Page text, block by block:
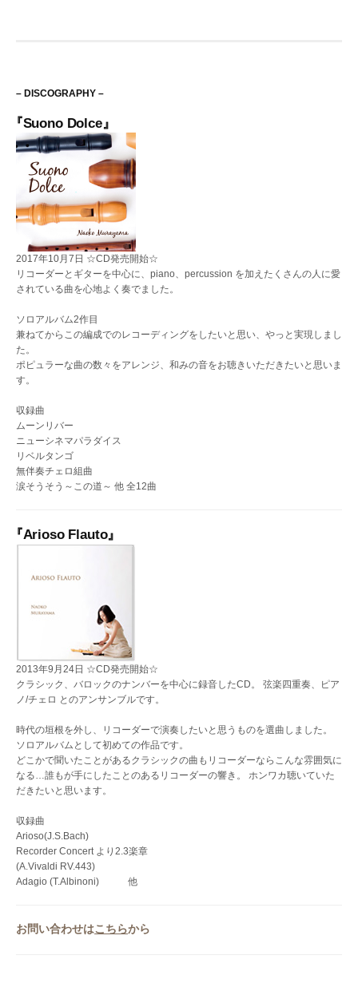
ー
シ
ョ
ン
– DISCOGRAPHY –
Suono Dolce』
2017年10月7日 ☆CD発売開始☆
リコーダーとギターを中心に、piano、percussion を加えたくさんの人に愛
されている曲を心地よく奏でました。
ソロアルバム2作目
兼ねてからこの編成でのレコーディングをしたいと思い、やっと実現しまし
た。
ポピュラーな曲の数々をアレンジ、和みの音をお聴きいただきたいと思いま
す。
収録曲
ムーンリバー
ニューシネマパラダイス
リベルタンゴ
無伴奏チェロ組曲
涙そうそう～この道～ 他 全12曲
Arioso Flauto』
2013年9月24日 ☆CD発売開始☆
クラシック、バロックのナンバーを中心に録音したCD。 弦楽四重奏、ピア
ノ/チェロ とのアンサンブルです。
時代の垣根を外し、リコーダーで演奏したいと思うものを選曲しました。
ソロアルバムとして初めての作品です。
どこかで聞いたことがあるクラシックの曲もリコーダーならこんな雰囲気に
なる…誰もが手にしたことのあるリコーダーの響き。 ホンワカ聴いていた
だきたいと思います。
収録曲
Arioso(J.S.Bach)
Recorder Concert より2.3楽章
(A.Vivaldi RV.443)
Adagio (T.Albinoni) 他
お問い合わせはこちらから